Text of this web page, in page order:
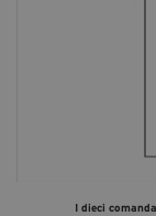
Mostra 3D -
I dieci